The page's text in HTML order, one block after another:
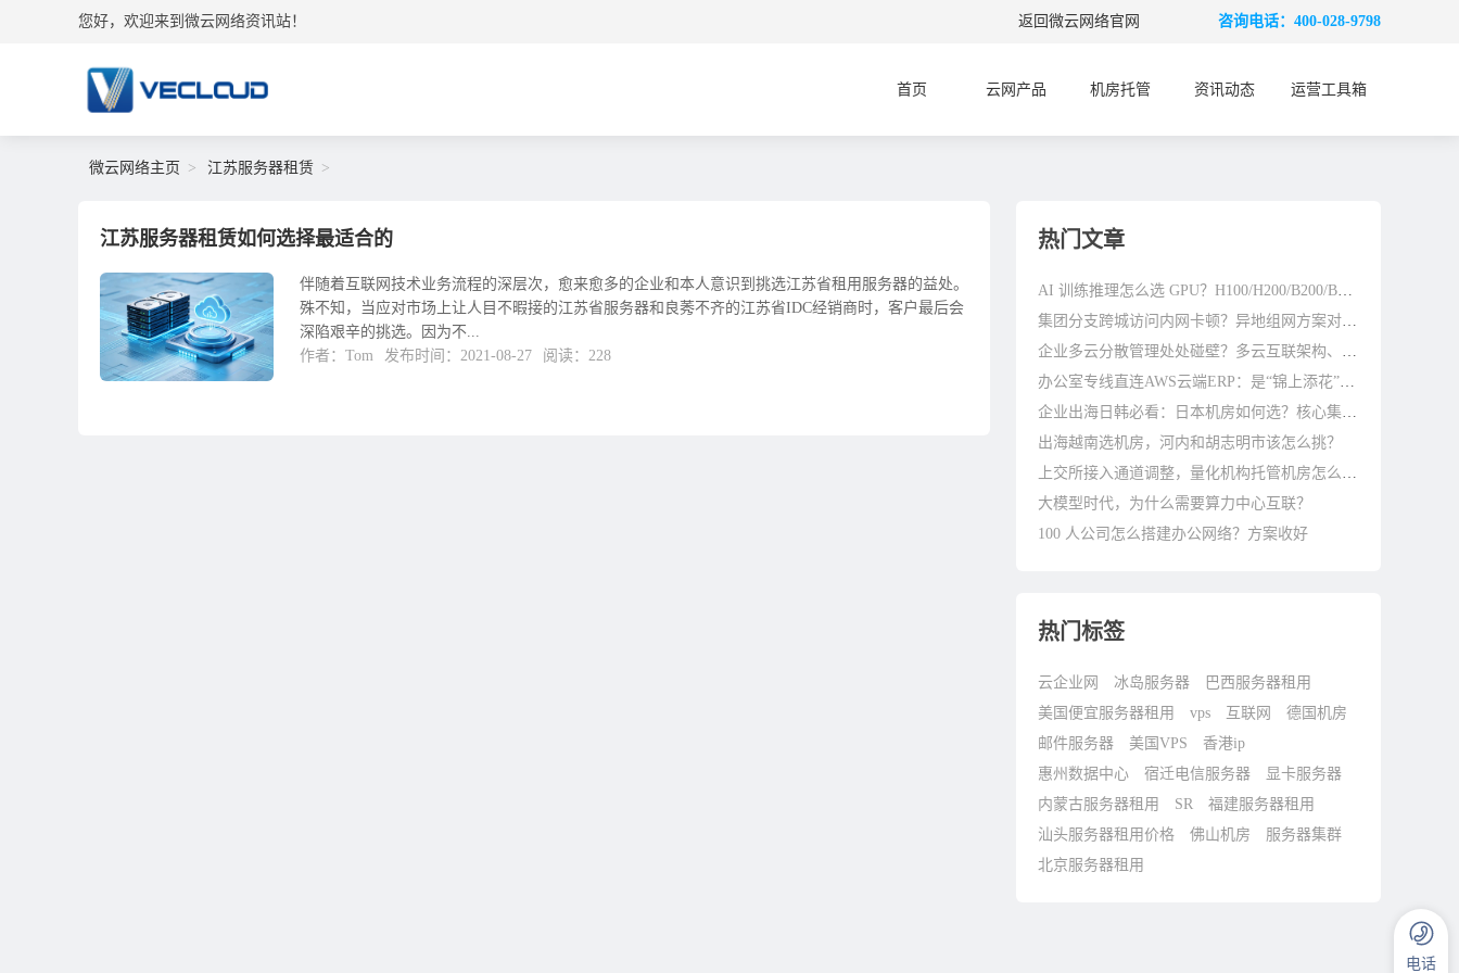
您好，欢迎来到微云网络资讯站！ 咨询电话：400-028-9798
返回微云网络官网
首页 云网产品 机房托管 资讯动态 运营工具箱
微云网络主页 江苏服务器租赁
江苏服务器租赁如何选择最适合的
伴随着互联网技术业务流程的深层次，愈来愈多的企业和本人意识到挑选江苏省租用服务器的益处。
殊不知，当应对市场上让人目不暇接的江苏省服务器和良莠不齐的江苏省IDC经销商时，客户最后会
深陷艰辛的挑选。因为不...
作者：Tom
发布时间：2021-08-27 阅读：228
热门文章
AI 训练推理怎么选 GPU？H100/H200/B200/B300 差别在哪
集团分支跨城访问内网卡顿？异地组网方案对比参考
企业多云分散管理处处碰壁？多云互联架构、避坑与优化指南
办公室专线直连AWS云端ERP：是“锦上添花”还是“刚需标配”？
企业出海日韩必看：日本机房如何选？核心集群与避坑指南
出海越南选机房，河内和胡志明市该怎么挑？
上交所接入通道调整，量化机构托管机房怎么选？
大模型时代，为什么需要算力中心互联？
100 人公司怎么搭建办公网络？方案收好
热门标签
云企业网 冰岛服务器
巴西服务器租用
美国便宜服务器租用
vps 互联网
德国机房
邮件服务器
美国VPS
香港ip
惠州数据中心
宿迁电信服务器
显卡服务器
内蒙古服务器租用
SR
福建服务器租用
汕头服务器租用价格
佛山机房
服务器集群
北京服务器租用
电话